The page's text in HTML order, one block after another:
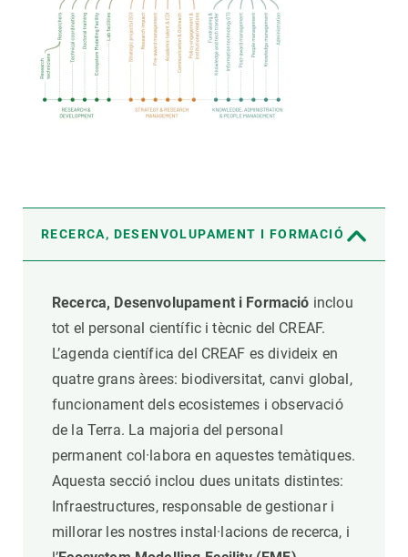
RECERCA, DESENVOLUPAMENT I FORMACIÓ
Recerca, Desenvolupament i Formació inclou
tot el personal científic i tècnic del CREAF.
L’agenda científica del CREAF es divideix en
quatre grans àrees: biodiversitat, canvi global,
funcionament dels ecosistemes i observació
de la Terra. La majoria del personal
permanent col·labora en aquestes temàtiques.
Aquesta secció inclou dues unitats distintes:
Infraestructures, responsable de gestionar i
millorar les nostres instal·lacions de recerca, i